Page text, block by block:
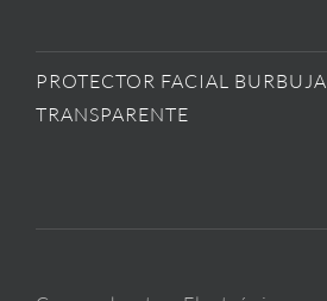
PROTECTOR FACIAL BURBUJA
TRANSPARENTE